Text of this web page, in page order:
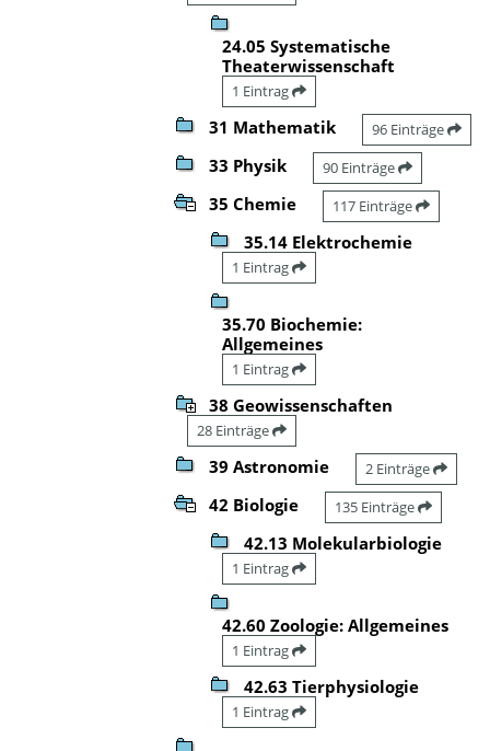
24.05 Systematische
Theaterwissenschaft
1 Eintrag
31 Mathematik 96 Einträge
33 Physik 90 Einträge
35 Chemie 117 Einträge
35.14 Elektrochemie
1 Eintrag
35.70 Biochemie:
Allgemeines
1 Eintrag
38 Geowissenschaften
28 Einträge
39 Astronomie 2 Einträge
42 Biologie 135 Einträge
42.13 Molekularbiologie
1 Eintrag
42.60 Zoologie: Allgemeines
1 Eintrag
42.63 Tierphysiologie
1 Eintrag